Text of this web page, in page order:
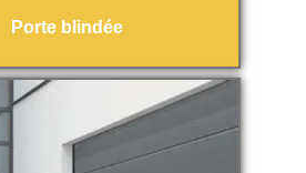
Porte blindée